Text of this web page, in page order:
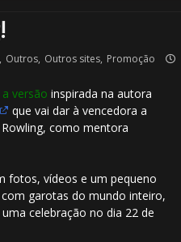
Outros, Outros sites, Promoção
versão inspirada na autora
que vai dar à vencedora a
como mentora
fotos, vídeos e um pequeno
garotas do mundo inteiro,
celebração no dia 22 de